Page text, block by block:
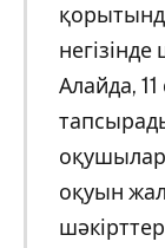
Алайда,
оқуын